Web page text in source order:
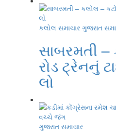
કલોલ સમાચાર ગુજરાત
સાબરમતી
રોડ ટ્રેનનું
લો
ગુજરાત સમાચાર